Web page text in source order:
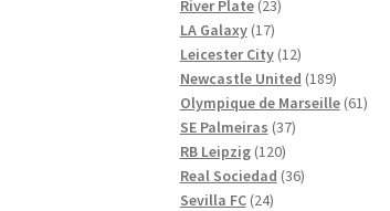
River Plate 2323
LA Galaxy 1717
produkter
Leicester City 1212
produkter
Newcastle United 189189
produkter
Olympique de Marseille 6161
SE Palmeiras 3737
RB Leipzig 120120
produkter
Real Sociedad 3636
Sevilla FC 2424